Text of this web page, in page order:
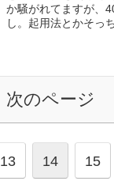
か騒がれてますが、
し。起用法とかそっ
次のページ
13 14 15